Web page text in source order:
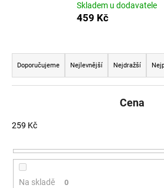
Skladem u dodavatele
459 Kč
Řazení produktů
Doporučujeme Nejlevnější Nejdražší
Cena
259 Kč
Na skladě 0
í
?